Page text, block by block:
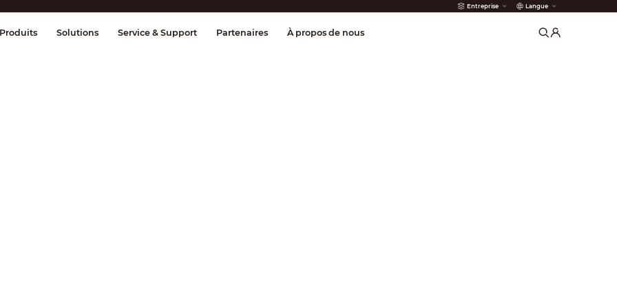
Entreprise Langue
et contrôle Transmission Alarme incendie
Produits Solutions Service & Support Partenaires À propos de nous